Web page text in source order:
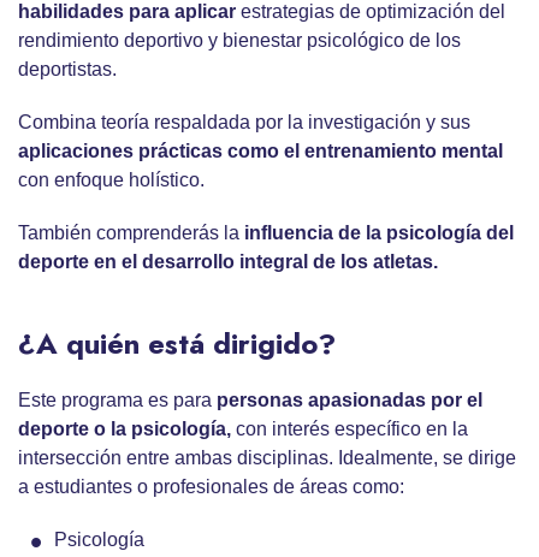
habilidades para aplicar estrategias de optimización del
rendimiento deportivo y bienestar psicológico de los
deportistas.
Combina teoría respaldada por la investigación y sus
aplicaciones prácticas como el entrenamiento mental
con enfoque holístico.
También comprenderás la influencia de la psicología del
deporte en el desarrollo integral de los atletas.
¿A quién está dirigido?
Este programa es para personas apasionadas por el
deporte o la psicología, con interés específico en la
intersección entre ambas disciplinas. Idealmente, se dirige
a estudiantes o profesionales de áreas como:
Psicología